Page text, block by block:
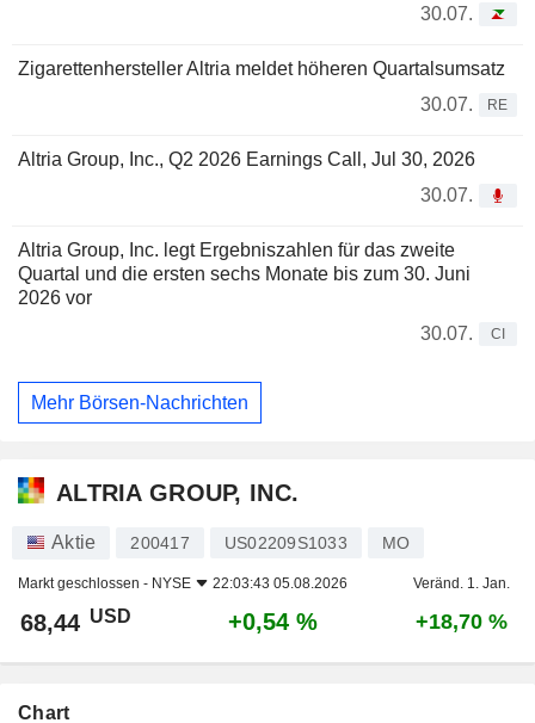
30.07.
Zigarettenhersteller Altria meldet höheren Quartalsumsatz
30.07.
RE
Altria Group, Inc., Q2 2026 Earnings Call, Jul 30, 2026
30.07.
Altria Group, Inc. legt Ergebniszahlen für das zweite
Quartal und die ersten sechs Monate bis zum 30. Juni
2026 vor
30.07.
CI
Mehr Börsen-Nachrichten
ALTRIA GROUP, INC.
Aktie 200417 US02209S1033 MO
Markt geschlossen - NYSE 22:03:43 05.08.2026 Veränd. 1. Jan.
68,44 USD +0,54 % +18,70 %
Chart